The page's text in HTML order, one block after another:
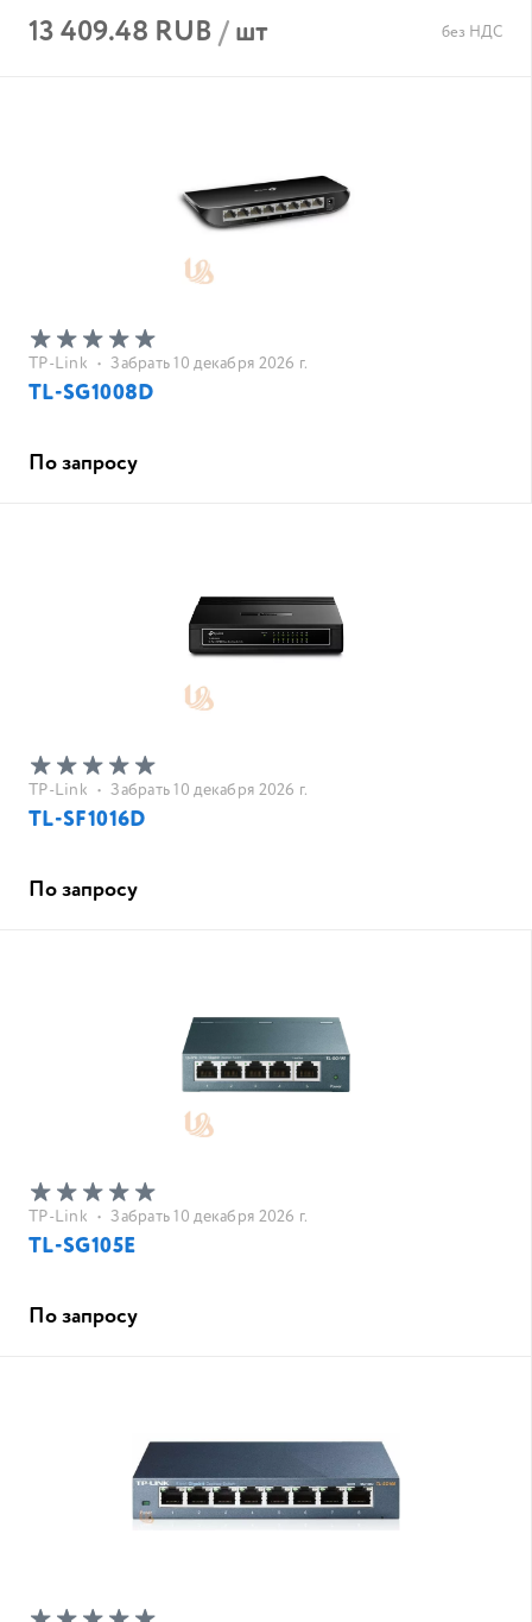
13 409.48 RUB/шт без НДС
TP-Link • Забрать 10 декабря 2026 г.
TL-SG1008D
По запросу
TP-Link • Забрать 10 декабря 2026 г.
TL-SF1016D
По запросу
TP-Link • Забрать 10 декабря 2026 г.
TL-SG105E
По запросу